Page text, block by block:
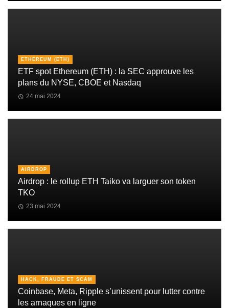
ETHEREUM (ETH)
ETF spot Ethereum (ETH) : la SEC approuve les
plans du NYSE, CBOE et Nasdaq
24 mai 2024
AIRDROP
Airdrop : le rollup ETH Taiko va larguer son token
TKO
23 mai 2024
HACK, FRAUDE ET SCAM
Coinbase, Meta, Ripple s’unissent pour lutter contre
les arnaques en ligne